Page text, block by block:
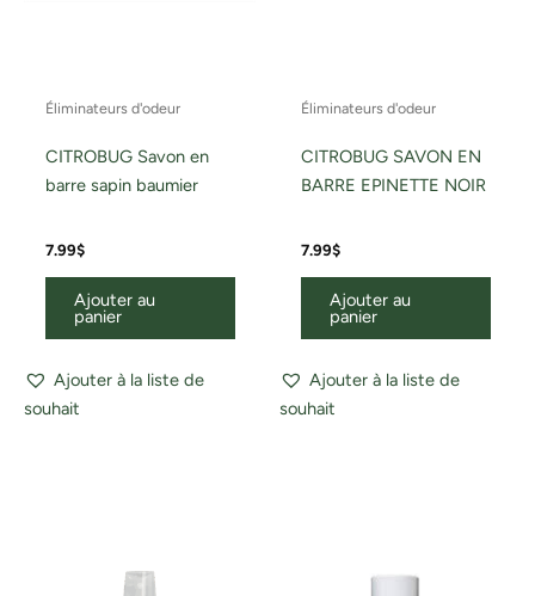
Éliminateurs d'odeur
CITROBUG Savon en
barre sapin baumier
7.99$
Ajouter au
panier
Ajouter à la liste de
souhait
Éliminateurs d'odeur
CITROBUG SAVON EN
BARRE EPINETTE NOIR
7.99$
Ajouter au
panier
Ajouter à la liste de
souhait